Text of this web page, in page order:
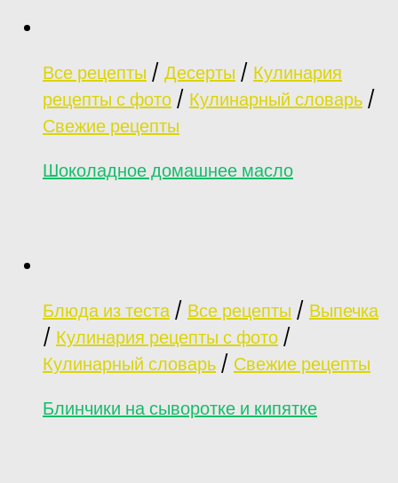
Все рецепты / Десерты / Кулинария
рецепты с фото / Кулинарный словарь /
Свежие рецепты
Шоколадное домашнее масло
Блюда из теста/ Все рецепты / Выпечка
/ Кулинария рецепты с фото /
Кулинарный словарь / Свежие рецепты
Блинчики на сыворотке и кипятке